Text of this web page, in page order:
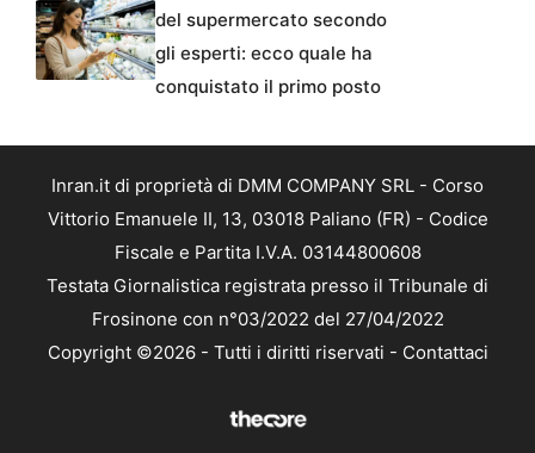
del supermercato secondo
gli esperti: ecco quale ha
conquistato il primo posto
Inran.it di proprietà di DMM COMPANY SRL - Corso
Vittorio Emanuele II, 13, 03018 Paliano (FR) - Codice
Fiscale e Partita I.V.A. 03144800608
Testata Giornalistica registrata presso il Tribunale di
Frosinone con n°03/2022 del 27/04/2022
Copyright ©2026 - Tutti i diritti riservati - Contattaci